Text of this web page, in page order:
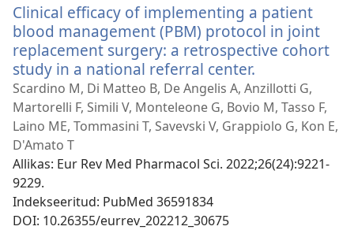
Clinical efficacy of implementing a patient
blood management (PBM) protocol in joint
replacement surgery: a retrospective cohort
study in a national referral center.
uue
akna)
Scardino M, Di Matteo B, De Angelis A, Anzillotti G,
Martorelli F, Simili V, Monteleone G, Bovio M, Tasso F,
Laino ME, Tommasini T, Savevski V, Grappiolo G, Kon E,
D'Amato T
Allikas‎: Eur Rev Med Pharmacol Sci. 2022;26(24):9221-
9229.
Indekseeritud‎: PubMed 36591834
DOI‎: 10.26355/eurrev_202212_30675